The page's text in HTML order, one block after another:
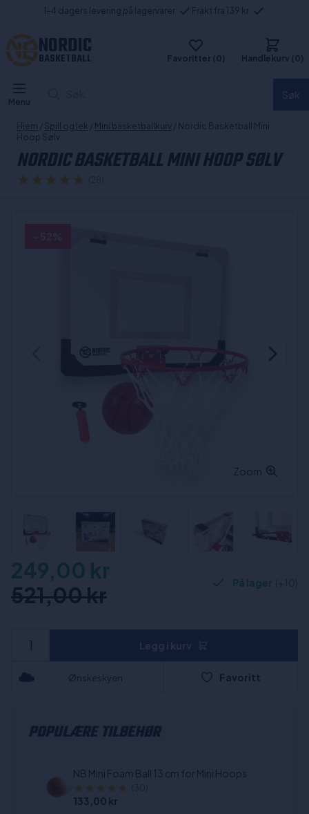
1-4 dagers levering på lagervarer Frakt fra 139 kr
NORDIC
BASKETBALL Favoritter (0) Handlekurv (0)
Menu
Hjem / Spill og lek / Mini basketballkurv / Nordic Basketball Mini
Hoop Sølv
NORDIC BASKETBALL MINI HOOP SØLV
Zoom
249,00 kr
521,00 kr
På lager
Ønskeskyen Favoritt
POPULÆRE TILBEHØR
NB Mini Foam Ball 13 cm for Mini Hoops
133,00 kr